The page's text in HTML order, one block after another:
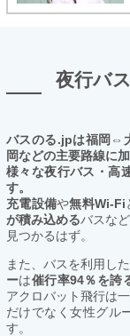
夜行バ
バスのる.jpは福岡⇔
岡などの主要路線に
様々な夜行バス・高
す。
充電設備や無料Wi-Fi
が積み込めるバスな
見つかるはず。
また、バスを利用し
ーは催行率94％を誇
アクロバット飛行は
だけでなく女性グル
す。